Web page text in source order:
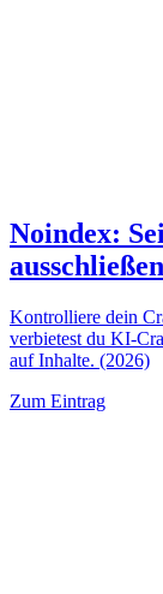
Noindex:
ausschließen
Kontrolliere dein
verbietest du KI-
auf Inhalte. (2026)
Zum Eintrag